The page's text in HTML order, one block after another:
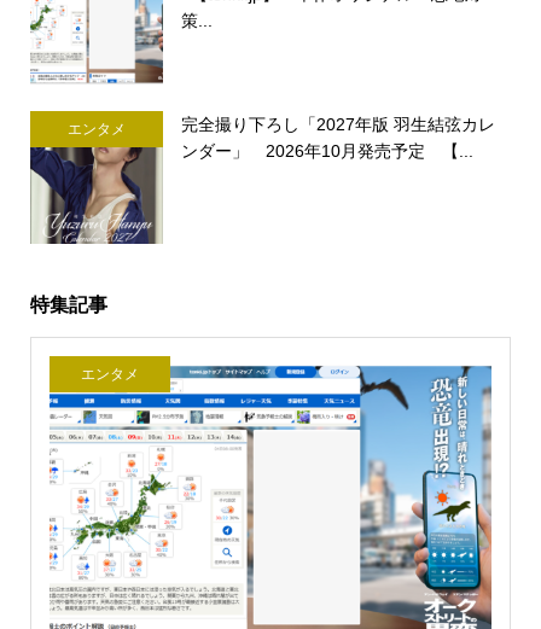
策...
エンタメ
完全撮り下ろし「2027年版 羽生結弦カレ
ンダー」 2026年10月発売予定 【...
特集記事
エンタメ